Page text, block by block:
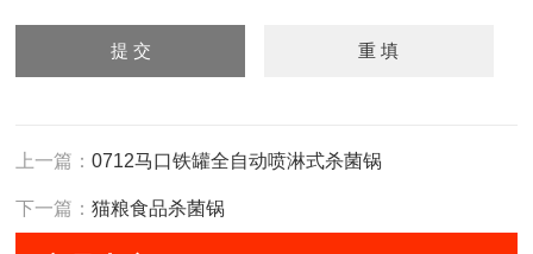
上一篇：0712马口铁罐全自动喷淋式杀菌锅
下一篇：猫粮食品杀菌锅